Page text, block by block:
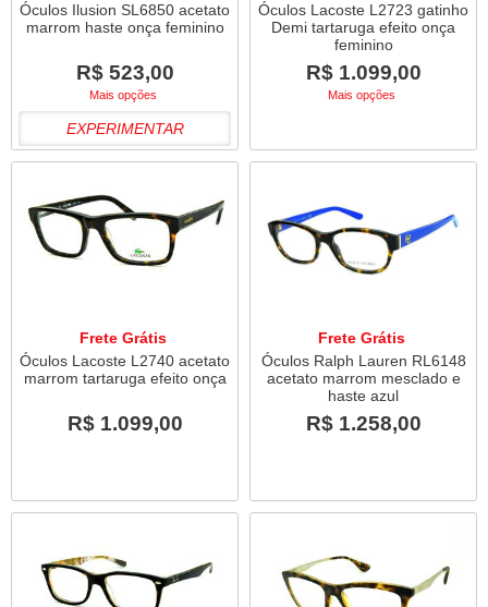
Óculos Ilusion SL6850 acetato
marrom haste onça feminino
R$ 523,00
Mais opções
EXPERIMENTAR
Óculos Lacoste L2723 gatinho
Demi tartaruga efeito onça
feminino
R$ 1.099,00
Mais opções
Frete Grátis
Óculos Lacoste L2740 acetato
marrom tartaruga efeito onça
R$ 1.099,00
Frete Grátis
Óculos Ralph Lauren RL6148
acetato marrom mesclado e
haste azul
R$ 1.258,00